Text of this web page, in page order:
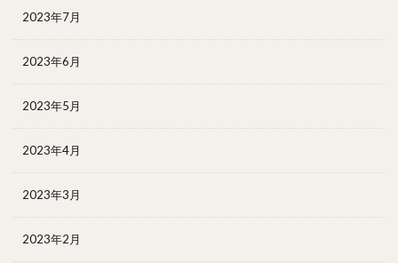
2023年7月
2023年6月
2023年5月
2023年4月
2023年3月
2023年2月